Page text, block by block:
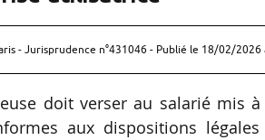
- Jurisprudence n°431046 - Publié le 18/02/2026
doit verser au salarié mis
aux dispositions